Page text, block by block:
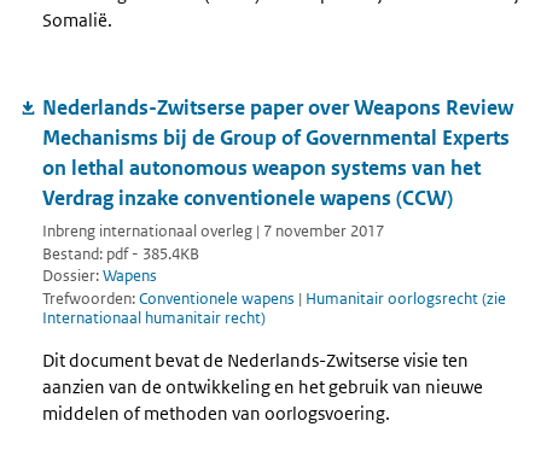
Somalië.
Nederlands-Zwitserse paper over Weapons Review
Mechanisms bij de Group of Governmental Experts
on lethal autonomous weapon systems van het
Verdrag inzake conventionele wapens (CCW)
Inbreng internationaal overleg | 7 november 2017
Bestand: pdf - 385.4KB
Dossier:Wapens
Trefwoorden:Conventionele wapens | Humanitair oorlogsrecht (zie
Internationaal humanitair recht)
Dit document bevat de Nederlands-Zwitserse visie ten
aanzien van de ontwikkeling en het gebruik van nieuwe
middelen of methoden van oorlogsvoering.